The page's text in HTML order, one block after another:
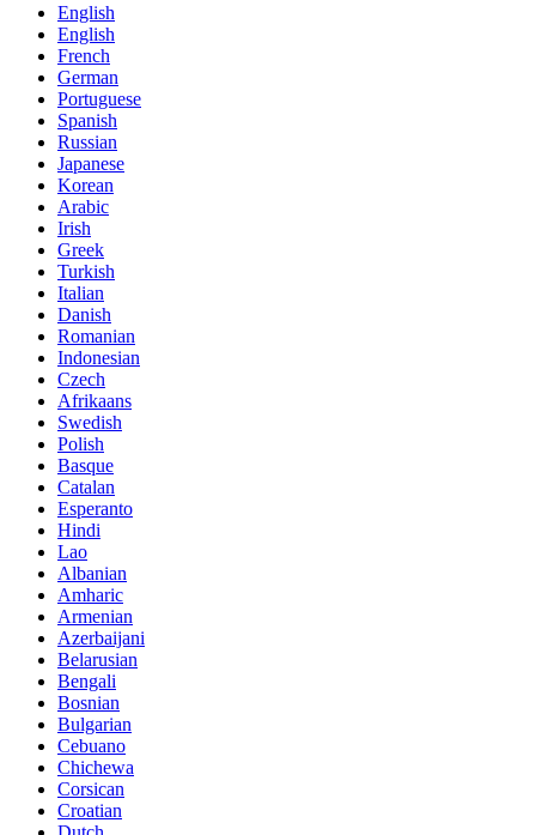
English
English
French
German
Portuguese
Spanish
Russian
Japanese
Korean
Arabic
Irish
Greek
Turkish
Italian
Danish
Romanian
Indonesian
Czech
Afrikaans
Swedish
Polish
Basque
Catalan
Esperanto
Hindi
Lao
Albanian
Amharic
Armenian
Azerbaijani
Belarusian
Bengali
Bosnian
Bulgarian
Cebuano
Chichewa
Corsican
Croatian